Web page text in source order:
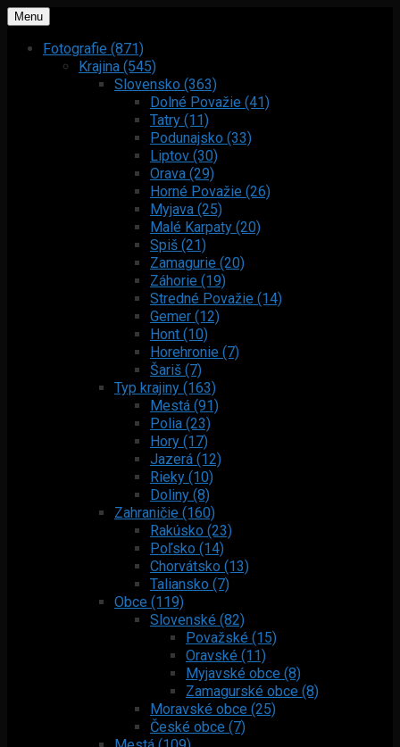
Menu
Fotografie (871)
Krajina (545)
Slovensko (363)
Dolné Považie (41)
Tatry (11)
Podunajsko (33)
Liptov (30)
Orava (29)
Horné Považie (26)
Myjava (25)
Malé Karpaty (20)
Spiš (21)
Zamagurie (20)
Záhorie (19)
Stredné Považie (14)
Gemer (12)
Hont (10)
Horehronie (7)
Šariš (7)
Typ krajiny (163)
Mestá (91)
Polia (23)
Hory (17)
Jazerá (12)
Rieky (10)
Doliny (8)
Zahraničie (160)
Rakúsko (23)
Poľsko (14)
Chorvátsko (13)
Taliansko (7)
Obce (119)
Slovenské (82)
Považské (15)
Oravské (11)
Myjavské obce (8)
Zamagurské obce (8)
Moravské obce (25)
České obce (7)